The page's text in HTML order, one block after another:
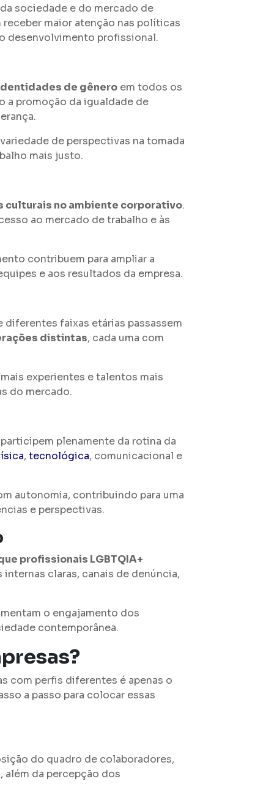
sociedade e do mercado de
maior atenção nas políticas
desenvolvimento profissional.
de gênero em todos os
a promoção da igualdade de
de perspectivas na tomada
mais justo.
culturais no ambiente corporativo.
ao mercado de trabalho e às
contribuem para ampliar a
e aos resultados da empresa.
faixas etárias passassem
distintas, cada uma com
experientes e talentos mais
do mercado.
plenamente da rotina da
, tecnológica, comunicacional e
autonomia, contribuindo para uma
e perspectivas.
profissionais LGBTQIA+
claras, canais de denúncia,
o engajamento dos
contemporânea.
com perfis diferentes é apenas o
a passo para colocar essas
do quadro de colaboradores,
da percepção dos